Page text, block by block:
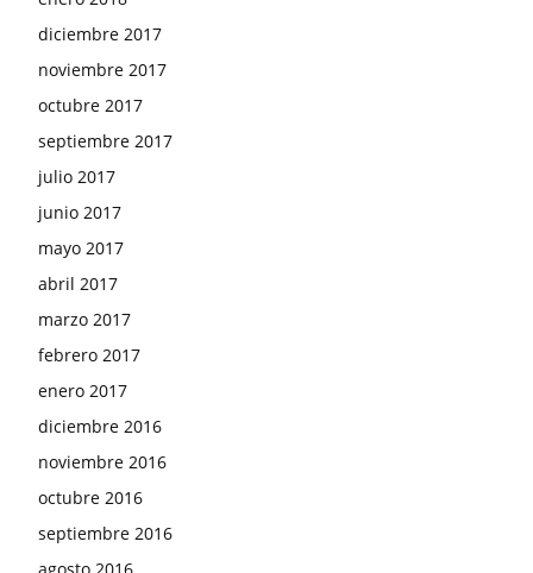
diciembre 2017
noviembre 2017
octubre 2017
septiembre 2017
julio 2017
junio 2017
mayo 2017
abril 2017
marzo 2017
febrero 2017
enero 2017
diciembre 2016
noviembre 2016
octubre 2016
septiembre 2016
agosto 2016